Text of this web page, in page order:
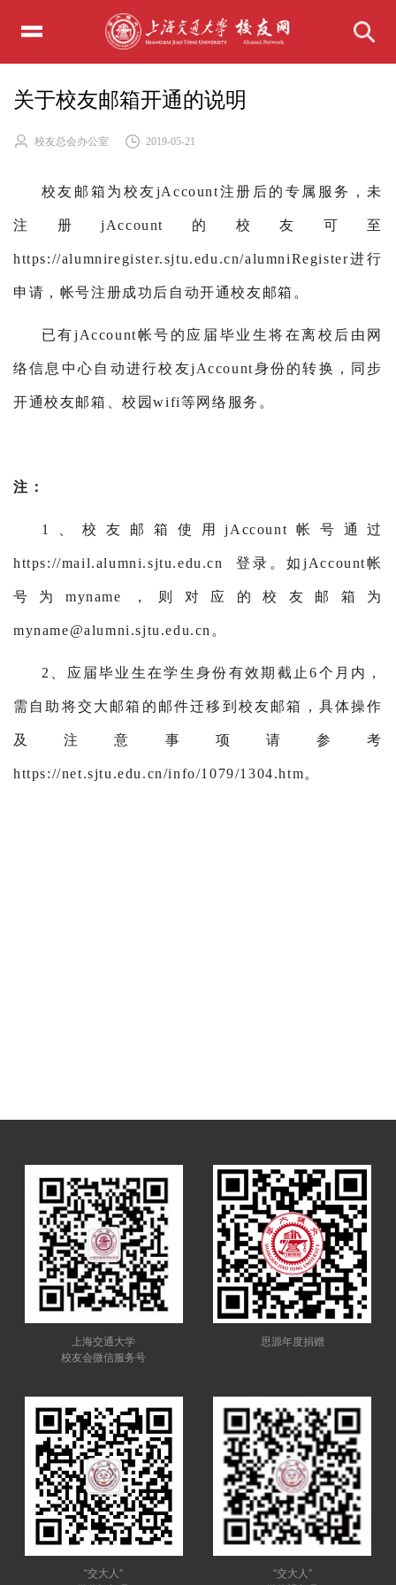
关于校友邮箱开通的说明
校友总会办公室 2019-05-21
校友邮箱为校友jAccount注册后的专属服务，未
注册jAccount的校友可至
https://alumniregister.sjtu.edu.cn/alumniRegister进行
申请，帐号注册成功后自动开通校友邮箱。
已有jAccount帐号的应届毕业生将在离校后由网
络信息中心自动进行校友jAccount身份的转换，同步
开通校友邮箱、校园wifi等网络服务。
注：
1、校友邮箱使用jAccount帐号通过
https://mail.alumni.sjtu.edu.cn 登录。如jAccount帐
号为myname，则对应的校友邮箱为
myname@alumni.sjtu.edu.cn。
2、应届毕业生在学生身份有效期截止6个月内，
需自助将交大邮箱的邮件迁移到校友邮箱，具体操作
及注意事项请参考
https://net.sjtu.edu.cn/info/1079/1304.htm。
上海交通大学
校友会微信服务号
思源年度捐赠
“交大人”
“交大人”